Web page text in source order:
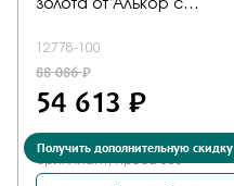
Получить дополнительную скидку